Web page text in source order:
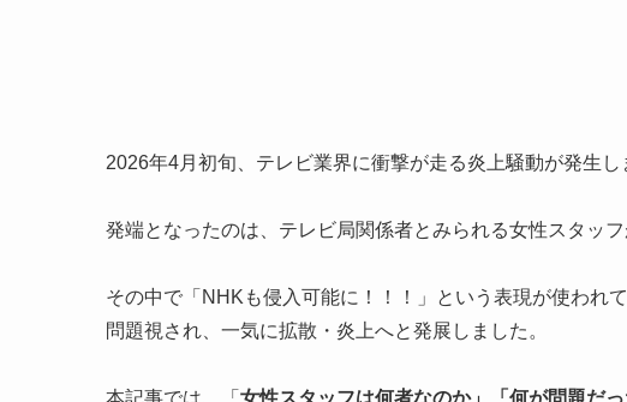
2026年4月初旬、テレビ業界に衝撃が走る炎上騒動が発生し
発端となったのは、テレビ局関係者とみられる女性スタッ
その中で「NHKも侵入可能に！！！」という表現が使われ
問題視され、一気に拡散・炎上へと発展しました。
本記事では、「 女性スタッフは何者なのか」「何が問題だっ